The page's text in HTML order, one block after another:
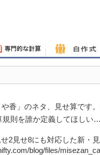
香」のネタ、見せ算です
則を誰か定義してほしい…
2見せ8にも対応した新・
blog/files/